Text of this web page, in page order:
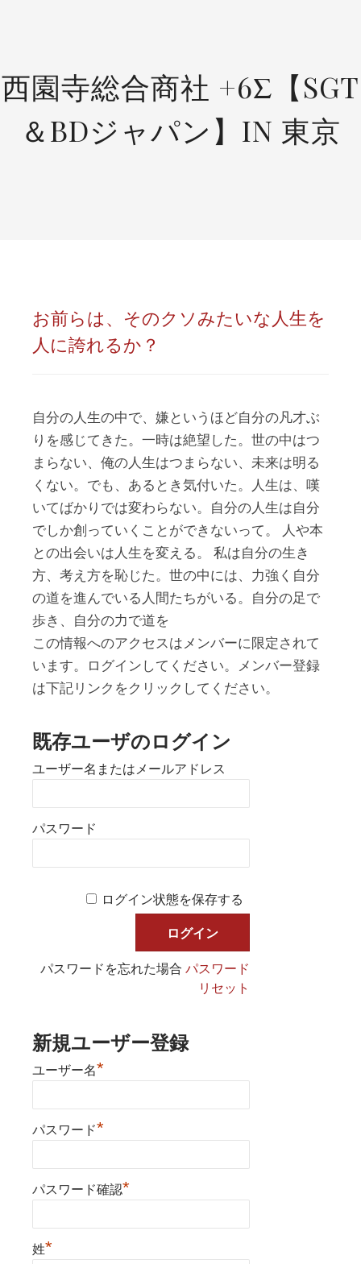
西園寺総合商社 +6Σ【SGT
＆BDジャパン】IN 東京
お前らは、そのクソみたいな人生を
人に誇れるか？
自分の人生の中で、嫌というほど自分の凡才ぶ
りを感じてきた。一時は絶望した。世の中はつ
まらない、俺の人生はつまらない、未来は明る
くない。でも、あるとき気付いた。人生は、嘆
いてばかりでは変わらない。自分の人生は自分
でしか創っていくことができないって。 人や本
との出会いは人生を変える。 私は自分の生き
方、考え方を恥じた。世の中には、力強く自分
の道を進んでいる人間たちがいる。自分の足で
歩き、自分の力で道を
この情報へのアクセスはメンバーに限定されて
います。ログインしてください。メンバー登録
は下記リンクをクリックしてください。
既存ユーザのログイン
ユーザー名またはメールアドレス
パスワード
ログイン状態を保存する
パスワードを忘れた場合パスワード
リセット
新規ユーザー登録
ユーザー名*
パスワード*
パスワード確認*
姓*